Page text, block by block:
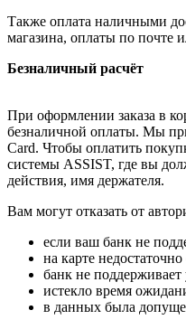
Также оплата наличными
магазина, оплаты по почте
Безналичный расчёт
При оформлении заказа в
безналичной оплаты. Мы
Card. Чтобы оплатить
системы ASSIST, где вы
действия, имя держателя.
Вам могут отказать от
если ваш банк не
на карте
банк не поддерживает
истекло время
в данных была